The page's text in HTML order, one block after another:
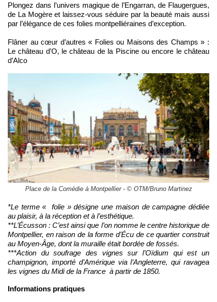
Plongez dans l’univers magique de l’Engarran, de Flaugergues,
de La Mogère et laissez-vous séduire par la beauté mais aussi
par l’élégance de ces folies montpelliéraines d’exception.
Flâner au cœur d’autres « Folies ou Maisons des Champs » :
Le château d’O, le château de la Piscine ou encore le château
d’Alco
Place de la Comédie à Montpellier - © OTM/Bruno Martinez
*Le terme « folie » désigne une maison de campagne dédiée
au plaisir, à la réception et à l’esthétique.
**L’Écusson : C’est ainsi que l’on nomme le centre historique de
Montpellier, en raison de la forme d’Écu de ce quartier construit
au Moyen-Âge, dont la muraille était bordée de fossés.
***Action du soufrage des vignes sur l’Oïdium qui est un
champignon, importé d’Amérique via l’Angleterre, qui ravagea
les vignes du Midi de la France à partir de 1850.
Informations pratiques